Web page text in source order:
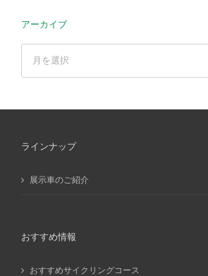
アーカイブ
ラインナップ
展示車のご紹介
おすすめ情報
おすすめサイクリングコース